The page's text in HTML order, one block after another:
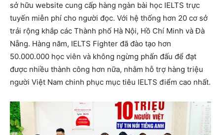
sở hữu website cung cấp hàng ngàn bài học IELTS trực
tuyến miễn phí cho người đọc. Với hệ thống hơn 20 cơ sở
trải rộng khắp các Thành phố Hà Nội, Hồ Chí Minh và Đà
Nẵng. Hàng năm, IELTS Fighter đã đào tạo hơn
50.000.000 học viên và không ngừng phấn đấu để đạt
được nhiều thành công hơn nữa, nhằm hỗ trợ hàng triệu
người Việt Nam chinh phục mục tiêu IELTS điểm cao nhất.